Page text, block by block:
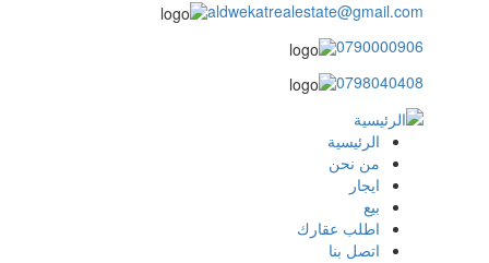
aldwekatrealestate@gmail.com
0790000906
0798040408
main
menu
الرئيسية
من نحن
ايجار
بيع
اطلب عقارك
اتصل بنا